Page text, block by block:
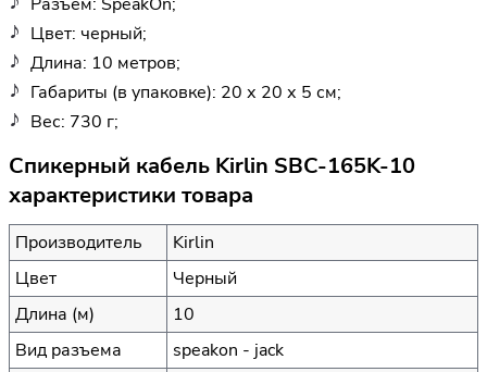
Цвет: черный;
Длина: 10 метров;
Габариты (в упаковке): 20 х 20 х 5 см;
Вес: 730 г;
Спикерный кабель Kirlin SBC-165K-10
характеристики товара
Производитель
Kirlin
Цвет
Черный
Длина (м)
10
Вид разъема
speakon - jack